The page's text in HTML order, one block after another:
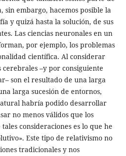
sin embargo, hacemos posible la
y quizá hasta la solución, de sus
Las ciencias neuronales en un
por ejemplo, los problemas
científica. Al considerar
–y por consiguiente
son el resultado de una larga
larga sucesión de entornos,
habría podido desarrollar
no menos válidos que los
consideraciones es lo que he
Este tipo de relativismo no
tradicionales y nos